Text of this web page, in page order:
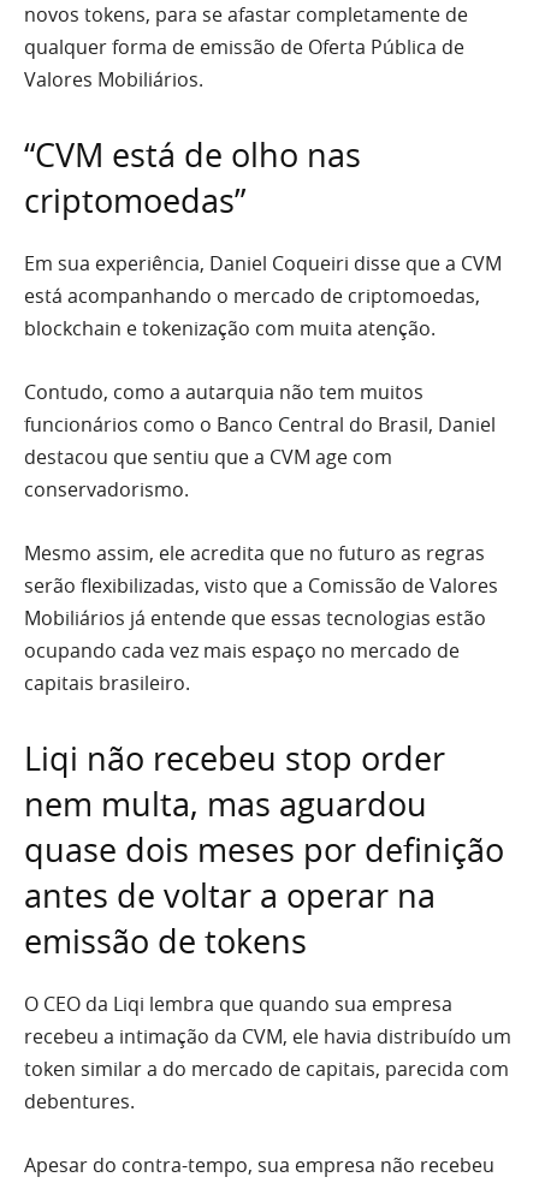
novos tokens, para se afastar completamente de
qualquer forma de emissão de Oferta Pública de
Valores Mobiliários.
“CVM está de olho nas
criptomoedas”
Em sua experiência, Daniel Coqueiri disse que a CVM
está acompanhando o mercado de criptomoedas,
blockchain e tokenização com muita atenção.
Contudo, como a autarquia não tem muitos
funcionários como o Banco Central do Brasil, Daniel
destacou que sentiu que a CVM age com
conservadorismo.
Mesmo assim, ele acredita que no futuro as regras
serão flexibilizadas, visto que a Comissão de Valores
Mobiliários já entende que essas tecnologias estão
ocupando cada vez mais espaço no mercado de
capitais brasileiro.
Liqi não recebeu stop order
nem multa, mas aguardou
quase dois meses por definição
antes de voltar a operar na
emissão de tokens
O CEO da Liqi lembra que quando sua empresa
recebeu a intimação da CVM, ele havia distribuído um
token similar a do mercado de capitais, parecida com
debentures.
Apesar do contra-tempo, sua empresa não recebeu